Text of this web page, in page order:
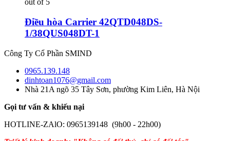
out of 5
Điều hòa Carrier 42QTD048DS-
1/38QUS048DT-1
Công Ty Cổ Phần SMIND
0965.139.148
dinhtoan1076@gmail.com
Nhà 21A ngõ 35 Tây Sơn, phường Kim Liên, Hà Nội
Gọi tư vấn & khiếu nại
HOTLINE-ZAlO: 0965139148 (9h00 - 22h00)